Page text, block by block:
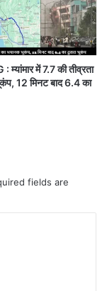
म्यांमार में 7.7 की तीव्रता
12 मिनट बाद 6.4 का
fields are